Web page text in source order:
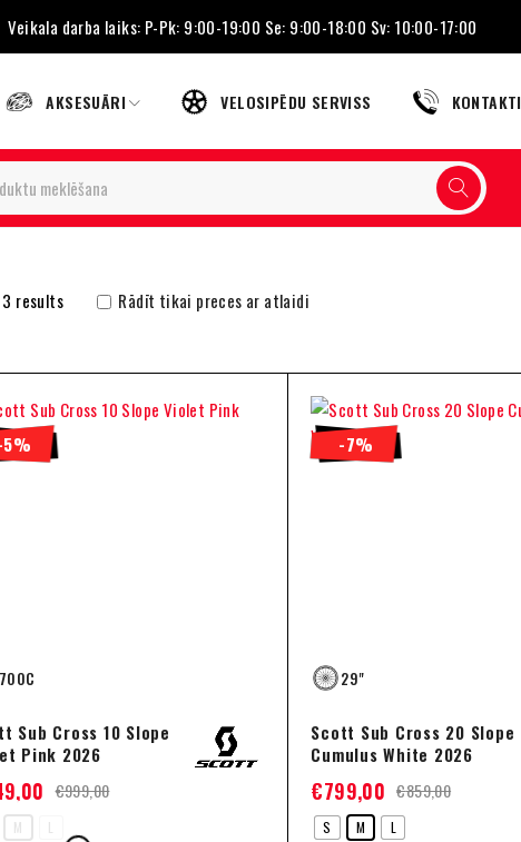
Veikala darba laiks: P-Pk: 9:00-19:00 Se: 9:00-18:00 Sv: 10:00-17:00
AKSESUĀRI VELOSIPĒDU SERVISS KONTAKTI
3 results Rādīt tikai preces ar atlaidi
700C
Sub Cross 10 Slope
Pink 2026
€999,00
M L
-7%
29"
Scott Sub Cross 20 Slope
Cumulus White 2026
€859,00
€799,00
S M L